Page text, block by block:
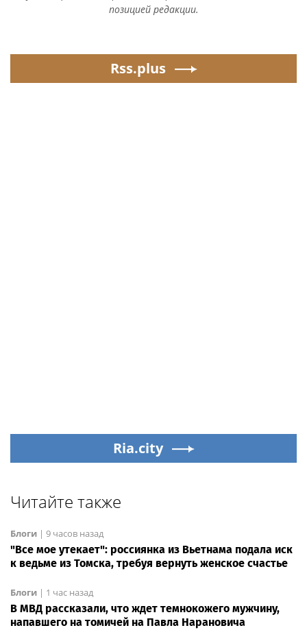
позицией редакции.
Rss.plus
Ria.city
Читайте также
Блоги | 9 часов назад
"Все мое утекает": россиянка из Вьетнама подала иск
к ведьме из Томска, требуя вернуть женское счастье
Блоги | 1 час назад
В МВД рассказали, что ждет темнокожего мужчину,
напавшего на томичей на Павла Нарановича